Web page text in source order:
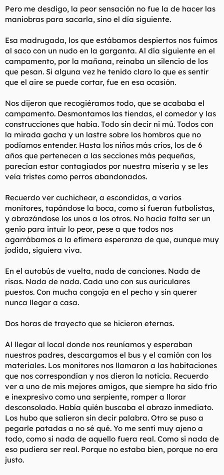
Pero me desdigo, la peor sensación no fue la de hacer las
maniobras para sacarla, sino el día siguiente.
Esa madrugada, los que estábamos despiertos nos fuimos
al saco con un nudo en la garganta. Al día siguiente en el
campamento, por la mañana, reinaba un silencio de los
que pesan. Si alguna vez he tenido claro lo que es sentir
que el aire se puede cortar, fue en esa ocasión.
Nos dijeron que recogiéramos todo, que se acababa el
campamento. Desmontamos las tiendas, el comedor y las
construcciones que había. Todo sin decir ni mú. Todos con
la mirada gacha y un lastre sobre los hombros que no
podíamos entender. Hasta los niños más críos, los de 6
años que pertenecen a las secciones más pequeñas,
parecían estar contagiados por nuestra miseria y se les
veía tristes como perros abandonados.
Recuerdo ver cuchichear, a escondidas, a varios
monitores, tapándose la boca, como si fueran futbolistas,
y abrazándose los unos a los otros. No hacía falta ser un
genio para intuir lo peor, pese a que todos nos
agarrábamos a la efímera esperanza de que, aunque muy
jodida, siguiera viva.
En el autobús de vuelta, nada de canciones. Nada de
risas. Nada de nada. Cada uno con sus auriculares
puestos. Con mucha congoja en el pecho y sin querer
nunca llegar a casa.
Dos horas de trayecto que se hicieron eternas.
Al llegar al local donde nos reuníamos y esperaban
nuestros padres, descargamos el bus y el camión con los
materiales. Los monitores nos llamaron a las habitaciones
que nos correspondían y nos dieron la noticia. Recuerdo
ver a uno de mis mejores amigos, que siempre ha sido frío
e inexpresivo como una serpiente, romper a llorar
desconsolado. Había quién buscaba el abrazo inmediato.
Los hubo que salieron sin decir palabra. Otro se puso a
pegarle patadas a no sé qué. Yo me sentí muy ajeno a
todo, como si nada de aquello fuera real. Como si nada de
eso pudiera ser real. Porque no estaba bien, porque no era
justo.